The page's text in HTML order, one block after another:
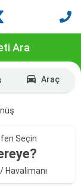
Ara
Araç
Seçin
Havalimanı